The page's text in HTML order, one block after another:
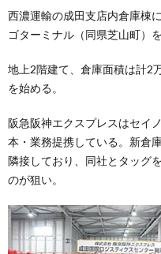
西濃運輸の成田支店内倉庫棟
ゴターミナル（同県芝山町）
地上2階建て、倉庫面積は計2
を始める。
阪急阪神エクスプレスはセイ
本・業務提携している。新倉
隣接しており、同社とタッグ
のが狙い。